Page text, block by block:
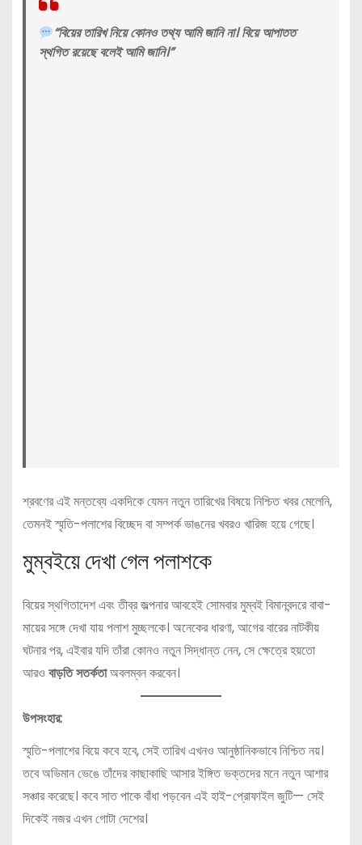
“বিয়ের তারিখ নিয়ে কোনও তথ্য আমি জানি না। বিয়ে আপাতত
স্থগিত রয়েছে বলেই আমি জানি।”
শ্রবণের এই মন্তব্যে একদিকে যেমন নতুন তারিখের বিষয়ে নিশ্চিত খবর মেলেনি,
তেমনই স্মৃতি-পলাশের বিচ্ছেদ বা সম্পর্ক ভাঙনের খবরও খারিজ হয়ে গেছে।
মুম্বইয়ে দেখা গেল পলাশকে
বিয়ের স্থগিতাদেশ এবং তীব্র জল্পনার আবহেই সোমবার মুম্বই বিমানবন্দরে বাবা-
মায়ের সঙ্গে দেখা যায় পলাশ মুচ্ছলকে। অনেকের ধারণা, আগের বারের নাটকীয়
ঘটনার পর, এইবার যদি তাঁরা কোনও নতুন সিদ্ধান্ত নেন, সে ক্ষেত্রে হয়তো
আরও বাড়তি সতর্কতাঅবলম্বন করবেন।
উপসংহার:
স্মৃতি-পলাশের বিয়ে কবে হবে, সেই তারিখ এখনও আনুষ্ঠানিকভাবে নিশ্চিত নয়।
তবে অভিমান ভেঙে তাঁদের কাছাকাছি আসার ইঙ্গিত ভক্তদের মনে নতুন আশার
সঞ্চার করেছে। কবে সাত পাকে বাঁধা পড়বেন এই হাই-প্রোফাইল জুটি— সেই
দিকেই নজর এখন গোটা দেশের।